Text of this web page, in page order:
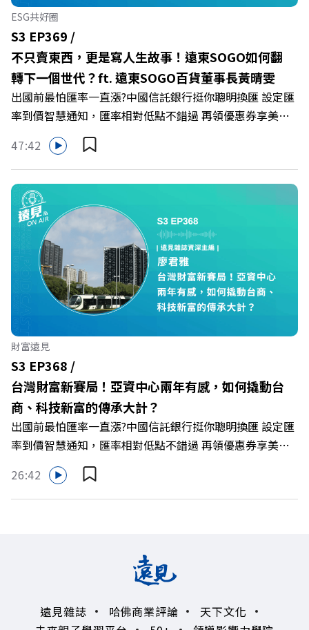
清生活的雜亂。 點開看質感養成術>>
https://gvmkt.pse.is/9al3px ✨關注《遠見》更多的社群：
LINE：https://reurl.cc/A4ELQp IG：
https://bit.ly/3AjBWNV YT：https://bit.ly/38jNi9k
Powered by Firstory Hosting
ESG共好圈
S3 EP369 /
不只賣東西，更是寫人生故事！遠東SOGO如何翻
轉下一個世代？ft. 遠東SOGO百貨董事長黃晴雯
出國前最怕匯率一直漲?中國信託銀行挺你聰明換匯 設定匯
率到價智慧通知，匯率相對低點不錯過 再領優惠券享美金
最高減3分等優惠 立即設定： https://fstry.pse.is/9d7lr7
投資外幣如幣別轉換可能產生匯兌損失，應評估涉及自身情
況審慎投資。 完整注意事項詳見網站資訊。 —— 以上為
Firstory Podcast 廣告 —— 在永續減碳、綠色消費與友善
職場的變革浪潮下，傳統大流量、高耗能的百貨零售業該如
何轉型突圍？ 本集《遠見ON AIR》邀請到遠東SOGO百貨
董事長黃晴雯，帶你解析遠東SOGO如何透過戰略布局，打
造出兼顧企業獲利與社會共好的綠色零售新契機！ 🔺如何
從單純百貨專櫃轉型為有溫度的利他平台？ 🔺最難節能的
零售業如何落實「EP100」能效倍增計畫？ 🔺成功推動育
嬰留停、男同仁樂意成家！驚豔業界的「生育代理人制度」
🔺最有人情味的文化橋梁！從社會創新到經典「日本展」的
共好實踐 主持人／遠見雜誌副社長兼遠見智庫總編輯 李建
興 與談人／遠東SOGO百貨董事長 黃晴雯 +++++ 🫧清除腦
袋的盲點，也順手理清生活的雜亂。 點開看質感養成術>>
https://gvmkt.pse.is/9al3px ✨關注《遠見》更多的社群：
LINE：https://reurl.cc/A4ELQp IG：
https://bit.ly/3AjBWNV YT：https://bit.ly/38jNi9k
Powered by Firstory Hosting
47:42
財富遠見
S3 EP368 /
台灣財富新賽局！亞資中心兩年有感，如何撬動台
商、科技新富的傳承大計？
出國前最怕匯率一直漲?中國信託銀行挺你聰明換匯 設定匯
率到價智慧通知，匯率相對低點不錯過 再領優惠券享美金
最高減3分等優惠 立即設定： https://fstry.pse.is/9d7lr7
投資外幣如幣別轉換可能產生匯兌損失，應評估涉及自身情
況審慎投資。 完整注意事項詳見網站資訊。 —— 以上為
在政府力推「亞洲資產管理中心」政策、高雄專區成立滿週
年的關鍵時刻，台灣的投信、信託與財富管理業務，正迎來
到遠見資深主編廖君雅，帶你解析這場台灣史上最大規模的
26:42
遠見雜誌 哈佛商業評論
天下文化